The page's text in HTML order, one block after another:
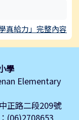
真給力」完整內容
學
Elementary
正路二段209號